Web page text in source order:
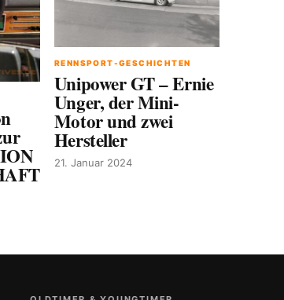
RENNSPORT-GESCHICHTEN
Unipower GT – Ernie
Unger, der Mini-
Motor und zwei
Hersteller
21. Januar 2024